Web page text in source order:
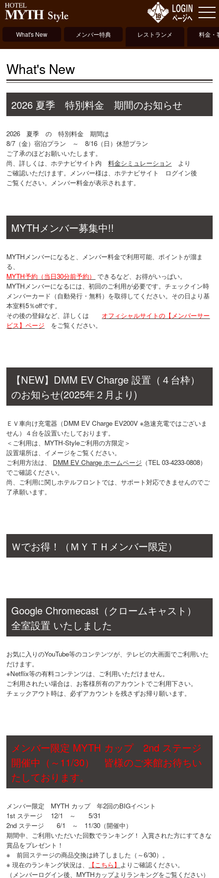
What's New メンバー特典
レストランメ
ニュー
料金・
報
What's New
2026 夏季 特別料金 期間のお知らせ
2026 夏季 の 特別料金 期間は
8/7（金）宿泊プラン ～ 8/16（日）休憩プラン
ご了承のほどお願いいたします。
尚、詳しくは、ホテナビサイト内料金シミュレーション より
ご確認いただけます。メンバー様は、ホテナビサイト ログイン後
ご覧ください。メンバー料金が表示されます。
MYTHメンバー募集中!!
MYTHメンバーになると、メンバー料金で利用可能、ポイントが溜ま
る、
MYTH予約（当日30分前予約）
できるなど、お得がいっぱい。
MYTHメンバーになるには、初回のご利用が必要です。チェックイン時
メンバーカード（自動発行・無料）を取得してください。その日より基
本室料5％offです。
その後の登録など、詳しくは オフィシャルサイトの【メンバーサー
ビス】ページ をご覧ください。
【NEW】DMM EV Charge 設置（４台枠）
のお知らせ(2025年２月より)
ＥＶ車向け充電器（DMM EV Charge EV200V ※急速充電ではございま
せん）４台を設置いたしております。
＜ご利用は、MYTH-Styleご利用の方限定＞
設置場所は、イメージをご覧ください。
ご利用方法は、 DMM EV Charge ホームページ （TEL 03-4233-0808）
でご確認ください。
尚、ご利用に関しホテルフロントでは、サポート対応できませんのでご
了承願います。
Ｗでお得！（ＭＹＴＨメンバー限定）
Google Chromecast（クロームキャスト）
全室設置 いたしました
お気に入りのYouTube等のコンテンツが、テレビの大画面でご利用いた
だけます。
※Netflix等の有料コンテンツは、ご利用いただけません。
ご利用されたい場合は、お客様所有のアカウントでご利用下さい。
チェックアウト時は、必ずアカウントを残さずお帰り願います。
メンバー限定 MYTH カップ 2nd ステージ
開催中（～11/30） 皆様のご来館お待ちい
たしております。
メンバー限定 MYTH カップ 年2回のBIGイベント
1st ステージ 12/1 ～ 5/31
2nd ステージ 6/1 ～ 11/30（開催中）
期間中、ご利用いただいた回数でランキング！ 入賞された方にすてきな
賞品をプレゼント！
※ 前回ステージの商品交換は終了しました（～6/30）。
※ 現在のランキング状況は、
【こちら】 よりご確認ください。
（メンバーログイン後、MYTHカップよりランキングをご覧ください）